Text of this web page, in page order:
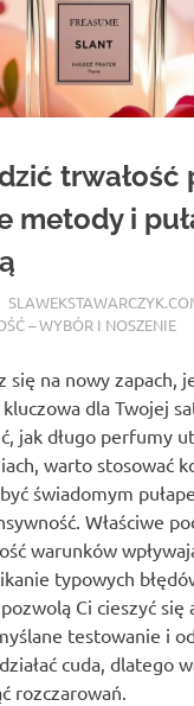
trwałość
metody i
– WYBÓR I NOSZENIE
się na nowy zapach,
dla Twojej
jak długo perfumy
warto stosować
świadomym
Właściwe
warunków
typowych
Ci cieszyć się
testowanie i
cuda, dlatego
rozczarowań.